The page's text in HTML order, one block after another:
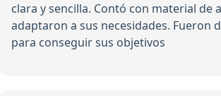
clara y sencilla. Contó con material de
adaptaron a sus necesidades. Fueron
para conseguir sus objetivos